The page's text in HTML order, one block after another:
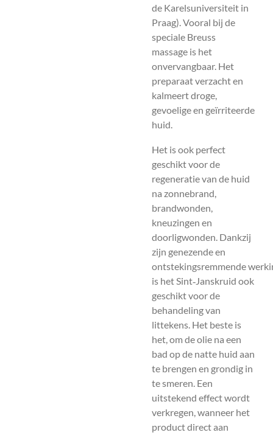
de Karelsuniversiteit in
Praag). Vooral bij de
speciale Breuss
massage is het
onvervangbaar. Het
preparaat verzacht en
kalmeert droge,
gevoelige en geïrriteerde
huid.
Het is ook perfect
geschikt voor de
regeneratie van de huid
na zonnebrand,
brandwonden,
kneuzingen en
doorligwonden. Dankzij
zijn genezende en
ontstekingsremmende
is het Sint‑Janskruid ook
geschikt voor de
behandeling van
littekens. Het beste is
het, om de olie na een
bad op de natte huid aan
te brengen en grondig in
te smeren. Een
uitstekend effect wordt
verkregen, wanneer het
product direct aan